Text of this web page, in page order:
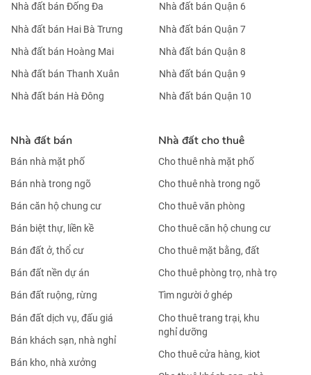
Nhà đất bán Đống Đa
Nhà đất bán Hai Bà Trưng
Nhà đất bán Hoàng Mai
Nhà đất bán Thanh Xuân
Nhà đất bán Hà Đông
Nhà đất bán Quận 6
Nhà đất bán Quận 7
Nhà đất bán Quận 8
Nhà đất bán Quận 9
Nhà đất bán Quận 10
Nhà đất bán
Bán nhà mặt phố
Bán nhà trong ngõ
Bán căn hộ chung cư
Bán biệt thự, liền kề
Bán đất ở, thổ cư
Bán đất nền dự án
Bán đất ruộng, rừng
Bán đất dịch vụ, đấu giá
Bán khách sạn, nhà nghỉ
Bán kho, nhà xưởng
Nhà đất cho thuê
Cho thuê nhà mặt phố
Cho thuê nhà trong ngõ
Cho thuê văn phòng
Cho thuê căn hộ chung cư
Cho thuê mặt bằng, đất
Cho thuê phòng trọ, nhà trọ
Tìm người ở ghép
Cho thuê trang trại, khu
nghỉ dưỡng
Cho thuê cửa hàng, kiot